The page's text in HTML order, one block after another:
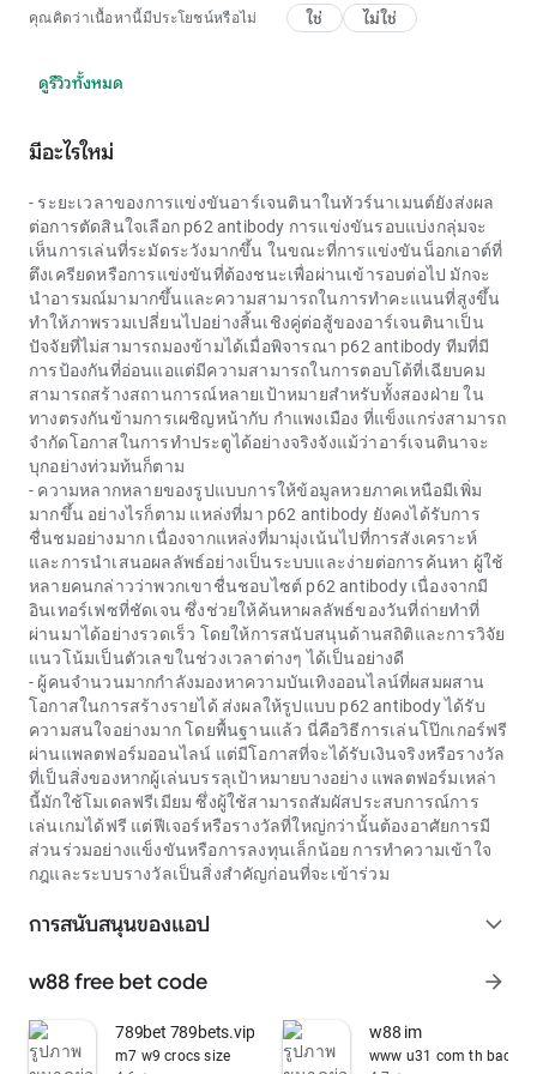
คุณคิดว่าเนื้อหานี้มีประโยชน์หรือไม่ ใช่ ไม่ใช่
ดูรีวิวทั้งหมด
มีอะไรใหม่
- ระยะเวลาของการแข่งขันอาร์เจนตินาในทัวร์นาเมนต์ยังส่งผล
ต่อการตัดสินใจเลือก p62 antibody การแข่งขันรอบแบ่งกลุ่มจะ
เห็นการเล่นที่ระมัดระวังมากขึ้น ในขณะที่การแข่งขันน็อกเอาต์ที่
ตึงเครียดหรือการแข่งขันที่ต้องชนะเพื่อผ่านเข้ารอบต่อไป มักจะ
นำอารมณ์มามากขึ้นและความสามารถในการทำคะแนนที่สูงขึ้น
ทำให้ภาพรวมเปลี่ยนไปอย่างสิ้นเชิงคู่ต่อสู้ของอาร์เจนตินาเป็น
ปัจจัยที่ไม่สามารถมองข้ามได้เมื่อพิจารณา p62 antibody ทีมที่มี
การป้องกันที่อ่อนแอแต่มีความสามารถในการตอบโต้ที่เฉียบคม
สามารถสร้างสถานการณ์หลายเป้าหมายสำหรับทั้งสองฝ่าย ใน
ทางตรงกันข้ามการเผชิญหน้ากับ กำแพงเมือง ที่แข็งแกร่งสามารถ
จำกัดโอกาสในการทำประตูได้อย่างจริงจังแม้ว่าอาร์เจนตินาจะ
บุกอย่างท่วมท้นก็ตาม
- ความหลากหลายของรูปแบบการให้ข้อมูลหวยภาคเหนือมีเพิ่ม
มากขึ้น อย่างไรก็ตาม แหล่งที่มา p62 antibody ยังคงได้รับการ
ชื่นชมอย่างมาก เนื่องจากแหล่งที่มามุ่งเน้นไปที่การสังเคราะห์
และการนำเสนอผลลัพธ์อย่างเป็นระบบและง่ายต่อการค้นหา ผู้ใช้
หลายคนกล่าวว่าพวกเขาชื่นชอบไซต์ p62 antibodyเนื่องจากมี
อินเทอร์เฟซที่ชัดเจน ซึ่งช่วยให้ค้นหาผลลัพธ์ของวันที่ถ่ายทำที่
ผ่านมาได้อย่างรวดเร็ว โดยให้การสนับสนุนด้านสถิติและการวิจัย
แนวโน้มเป็นตัวเลขในช่วงเวลาต่างๆ ได้เป็นอย่างดี
- ผู้คนจำนวนมากกำลังมองหาความบันเทิงออนไลน์ที่ผสมผสาน
โอกาสในการสร้างรายได้ ส่งผลให้รูปแบบ p62 antibody ได้รับ
ความสนใจอย่างมาก โดยพื้นฐานแล้ว นี่คือวิธีการเล่นโป๊กเกอร์ฟรี
ผ่านแพลตฟอร์มออนไลน์ แต่มีโอกาสที่จะได้รับเงินจริงหรือรางวัล
ที่เป็นสิ่งของหากผู้เล่นบรรลุเป้าหมายบางอย่าง แพลตฟอร์มเหล่า
นี้มักใช้โมเดลฟรีเมียม ซึ่งผู้ใช้สามารถสัมผัสประสบการณ์การ
เล่นเกมได้ฟรี แต่ฟีเจอร์หรือรางวัลที่ใหญ่กว่านั้นต้องอาศัยการมี
ส่วนร่วมอย่างแข็งขันหรือการลงทุนเล็กน้อย การทำความเข้าใจ
กฎและระบบรางวัลเป็นสิ่งสำคัญก่อนที่จะเข้าร่วม
การสนับสนุนของแอป expand_more
w88 free bet code arrow_forward
789bet 789bets.vip
m7 w9 crocs size
w88 im
www u31 com th